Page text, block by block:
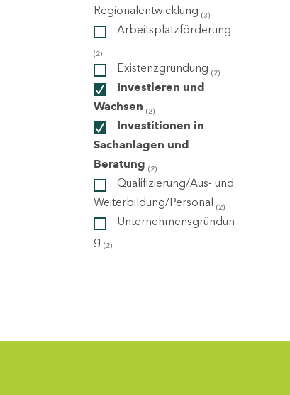
Regionalentwicklung (3)
Arbeitsplatzförderung
(2)
Existenzgründung (2)
Investieren und
Wachsen (2)
Investitionen in
Sachanlagen und
Beratung (2)
Qualifizierung/Aus- und
Weiterbildung/Personal (2)
Unternehmensgründun
g (2)